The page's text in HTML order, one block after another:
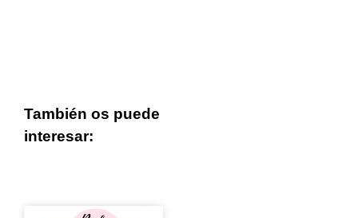
También os puede
interesar: